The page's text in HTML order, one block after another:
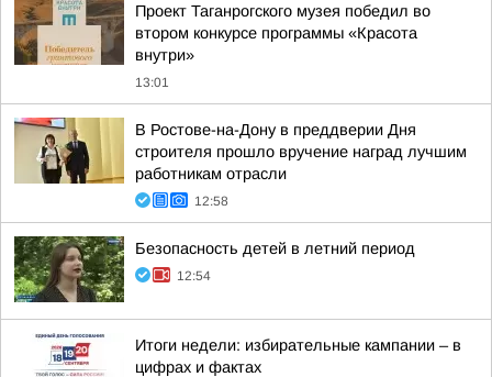
Проект Таганрогского музея победил во
втором конкурсе программы «Красота
внутри»
13:01
В Ростове-на-Дону в преддверии Дня
строителя прошло вручение наград лучшим
работникам отрасли
12:58
Безопасность детей в летний период
12:54
Итоги недели: избирательные кампании – в
цифрах и фактах